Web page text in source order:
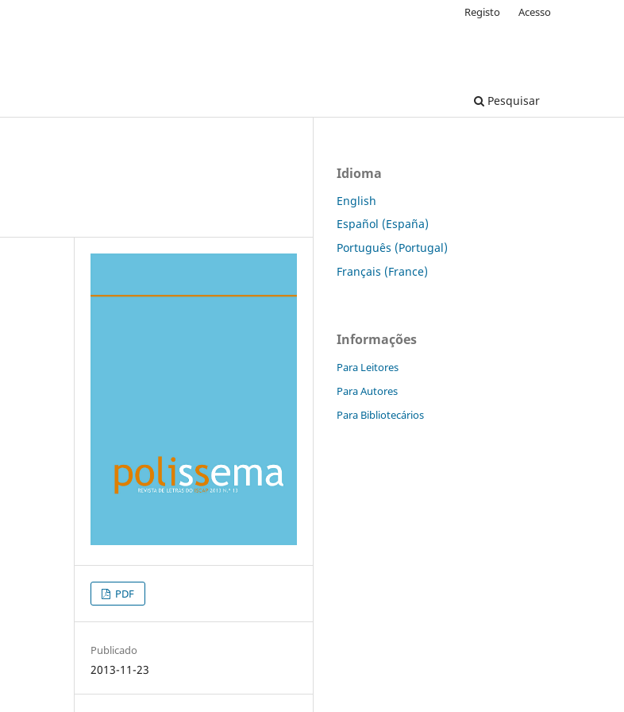
Pesquisar
Registo Acesso
PDF
Publicado
2013-11-23
Idioma
English
Español (España)
Português (Portugal)
Français (France)
Informações
Para Leitores
Para Autores
Para Bibliotecários